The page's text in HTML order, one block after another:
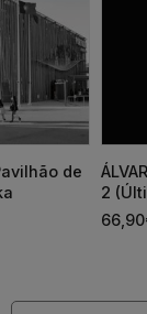
de
2
66,90